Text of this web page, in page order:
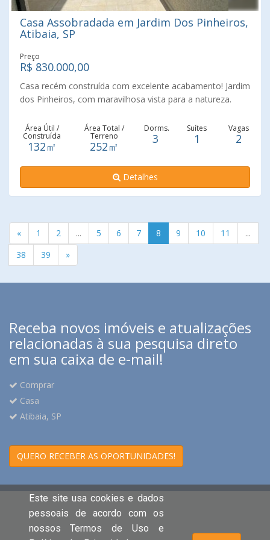
e qualidade em cada detalhe. Agende sua visita e venha se
encantar pessoalmente!
Casa Assobradada em Jardim Dos Pinheiros,
Atibaia, SP
Preço
R$ 830.000,00
Casa recém construída com excelente acabamento! Jardim
dos Pinheiros, com maravilhosa vista para a natureza.
suíte. Banheiro social. Área gourmet e quintal amplo.
Vizinhança tranquila e segura. Próximo ao lago onde
poderá fazer de stand up paddle, caminhadas, e muito
mais.
Área Útil /
Construída
132㎡
Área Total /
Terreno
252㎡
Dorms.
3
Suítes
1
Vagas
2
Detalhes
« 1 2 ... 5 6 7 8 9 10 11
...
38
39 »
Receba novos imóveis e atualizações
relacionadas à sua pesquisa direto
em sua caixa de e-mail!
Comprar
Casa
Atibaia, SP
QUERO RECEBER AS OPORTUNIDADES!
Este site usa cookies e dados
pessoais de acordo com os
nossos Termos de Uso e